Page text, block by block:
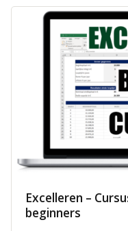
Excelleren –
beginners